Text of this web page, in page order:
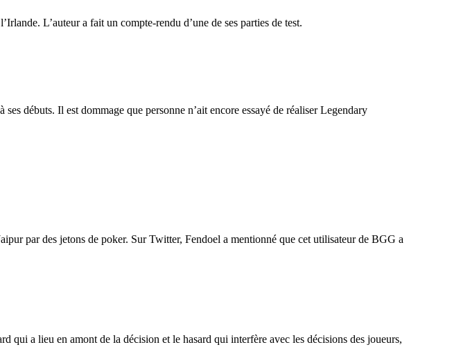
L’auteur a fait un compte-rendu d’une de ses parties de test.
ses débuts. Il est dommage que personne n’ait encore essayé de réaliser Legendary
par des jetons de poker. Sur Twitter, Fendoel a mentionné que cet utilisateur de BGG a
qui a lieu en amont de la décision et le hasard qui interfère avec les décisions des joueurs,